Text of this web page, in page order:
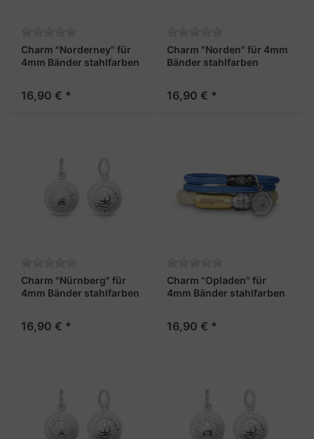
Charm "Norderney" für
4mm Bänder stahlfarben
16,90 € *
Charm "Norden" für 4mm
Bänder stahlfarben
16,90 € *
Charm "Nürnberg" für
4mm Bänder stahlfarben
16,90 € *
Charm "Opladen" für
4mm Bänder stahlfarben
16,90 € *